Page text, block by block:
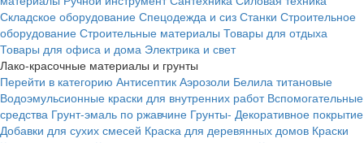
Складское оборудование Спецодежда и сиз Станки Строительное
оборудование Строительные материалы Товары для отдыха
Товары для офиса и дома Электрика и свет
Лако-красочные материалы и грунты
Перейти в категорию Антисептик Аэрозоли Белила титановые
Водоэмульсионные краски для внутренних работ Вспомогательные
средства Грунт-эмаль по ржавчине Грунты- Декоративное покрытие
Добавки для сухих смесей Краска для деревянных домов Краски